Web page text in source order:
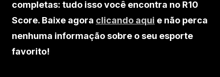
completas: tudo isso você encontra no R10
Score. Baixe agora clicando aqui e não perca
nenhuma informação sobre o seu esporte
favorito!